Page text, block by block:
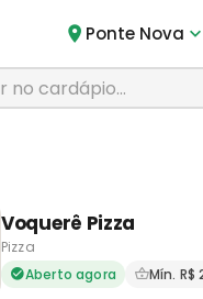
Ponte Nova
Voquerê Pizza
Pizza
Delivery em
Aberto agora Mín. R$